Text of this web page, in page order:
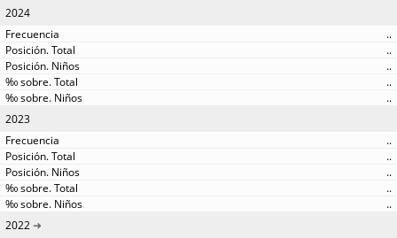
2024
..
..
..
..
..
2023
..
..
..
..
..
2022